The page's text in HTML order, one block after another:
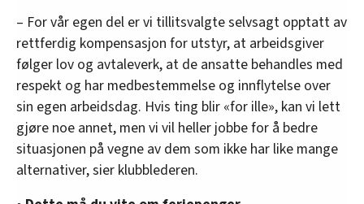
– For vår egen del er vi tillitsvalgte selvsagt opptatt av
rettferdig kompensasjon for utstyr, at arbeidsgiver
følger lov og avtaleverk, at de ansatte behandles med
respekt og har medbestemmelse og innflytelse over
sin egen arbeidsdag. Hvis ting blir «for ille», kan vi lett
gjøre noe annet, men vi vil heller jobbe for å bedre
situasjonen på vegne av dem som ikke har like mange
alternativer, sier klubblederen.